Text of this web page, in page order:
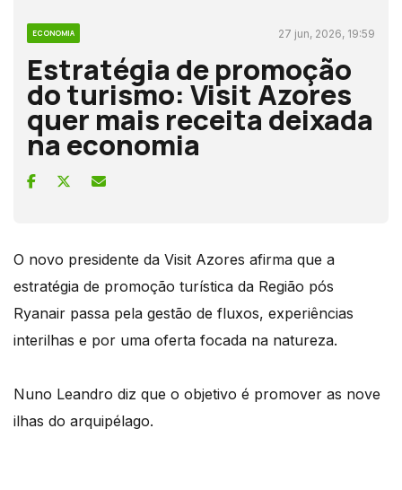
ECONOMIA 27 jun, 2026, 19:59
Estratégia de promoção
do turismo: Visit Azores
quer mais receita deixada
na economia
O novo presidente da Visit Azores afirma que a
estratégia de promoção turística da Região pós
Ryanair passa pela gestão de fluxos, experiências
interilhas e por uma oferta focada na natureza.
Nuno Leandro diz que o objetivo é promover as nove
ilhas do arquipélago.